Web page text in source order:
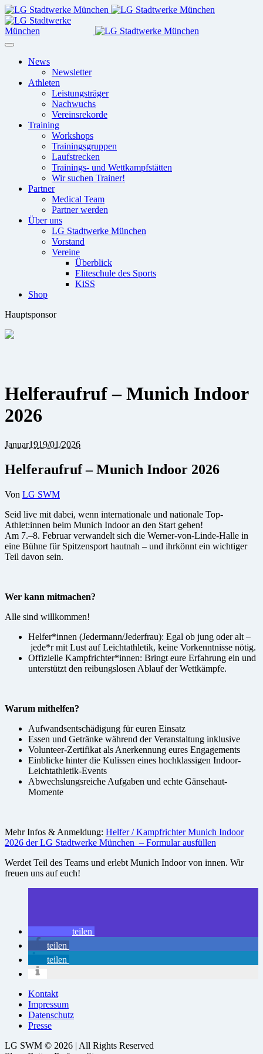
News
Newsletter
Athleten
Leistungsträger
Nachwuchs
Vereinsrekorde
Training
Workshops
Trainingsgruppen
Laufstrecken
Trainings- und Wettkampfstätten
Wir suchen Trainer!
Partner
Medical Team
Partner werden
Über uns
LG Stadtwerke München
Vorstand
Vereine
Überblick
Eliteschule des Sports
KiSS
Shop
Hauptsponsor
Helferaufruf – Munich Indoor
2026
Januar1919/01/2026
Helferaufruf – Munich Indoor 2026
Von LG SWM
Seid live mit dabei, wenn internationale und nationale Top-
Athlet:innen beim Munich Indoor an den Start gehen!
Am 7.–8. Februar verwandelt sich die Werner-von-Linde-Halle in
eine Bühne für Spitzensport hautnah – und ihrkönnt ein wichtiger
Teil davon sein.
Wer kann mitmachen?
Alle sind willkommen!
Helfer*innen (Jedermann/Jederfrau): Egal ob jung oder alt –
jede*r mit Lust auf Leichtathletik, keine Vorkenntnisse nötig.
Offizielle Kampfrichter*innen: Bringt eure Erfahrung ein und
unterstützt den reibungslosen Ablauf der Wettkämpfe.
Warum mithelfen?
Aufwandsentschädigung für euren Einsatz
Essen und Getränke während der Veranstaltung inklusive
Volunteer-Zertifikat als Anerkennung eures Engagements
Einblicke hinter die Kulissen eines hochklassigen Indoor-
Leichtathletik-Events
Abwechslungsreiche Aufgaben und echte Gänsehaut-
Momente
Mehr Infos & Anmeldung: Helfer / Kampfrichter Munich Indoor
2026 der LG Stadtwerke München – Formular ausfüllen
Werdet Teil des Teams und erlebt Munich Indoor von innen. Wir
freuen uns auf euch!
teilen
teilen
teilen
Kontakt
Impressum
Datenschutz
Presse
LG SWM © 2026 | All Rights Reserved